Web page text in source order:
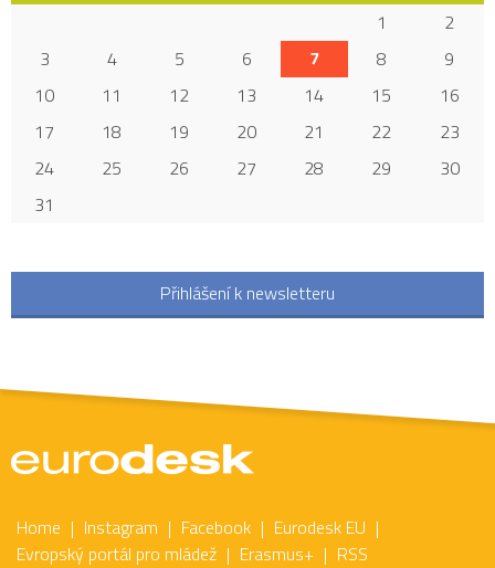
1
2
3
4 5 6 7 8
9
10
11 12 13 14 15
16
17
18 19 20 21 22
23
24
25 26 27 28 29
30
31
Přihlášení k newsletteru
Home Instagram Facebook
Eurodesk EU
Evropský portál pro mládež
Erasmus+ RSS